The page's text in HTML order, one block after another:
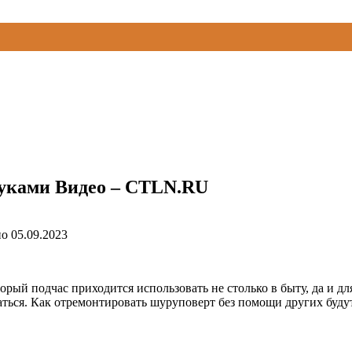
Видео – CTLN.RU
05.09.2023
подчас приходится использовать не столько в быту, да и
Как отремонтировать шуруповерт без помощи других